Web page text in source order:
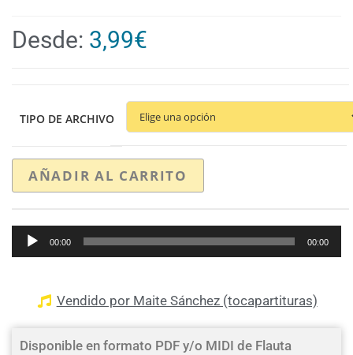
Desde: 3,99€
TIPO DE ARCHIVO
AÑADIR AL CARRITO
Reproductor
de
00:00 00:00
Vendido por Maite Sánchez (tocapartituras)
Disponible en formato PDF y/o MIDI de Flauta